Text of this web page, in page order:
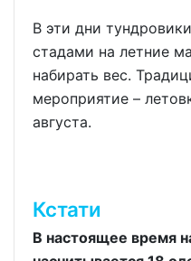
В эти дни
стадами на летние
набирать вес.
мероприятие –
августа.
Кстати
В настоящее время